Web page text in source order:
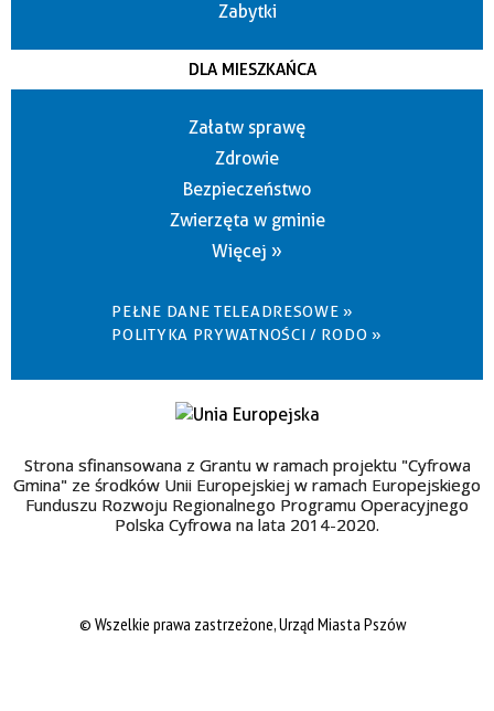
Zabytki
DLA MIESZKAŃCA
Załatw sprawę
Zdrowie
Bezpieczeństwo
Zwierzęta w gminie
Więcej »
PEŁNE DANE TELEADRESOWE »
POLITYKA PRYWATNOŚCI / RODO »
Strona sfinansowana z Grantu w ramach projektu "Cyfrowa
Gmina" ze środków Unii Europejskiej w ramach Europejskiego
Funduszu Rozwoju Regionalnego Programu Operacyjnego
Polska Cyfrowa na lata 2014-2020.
© Wszelkie prawa zastrzeżone, Urząd Miasta Pszów